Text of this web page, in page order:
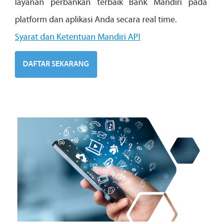
layanan perbankan terbaik Bank Mandiri pada
platform dan aplikasi Anda secara real time.
Syarat dan Ketentuan Mandiri API
DAFTAR SEKARANG